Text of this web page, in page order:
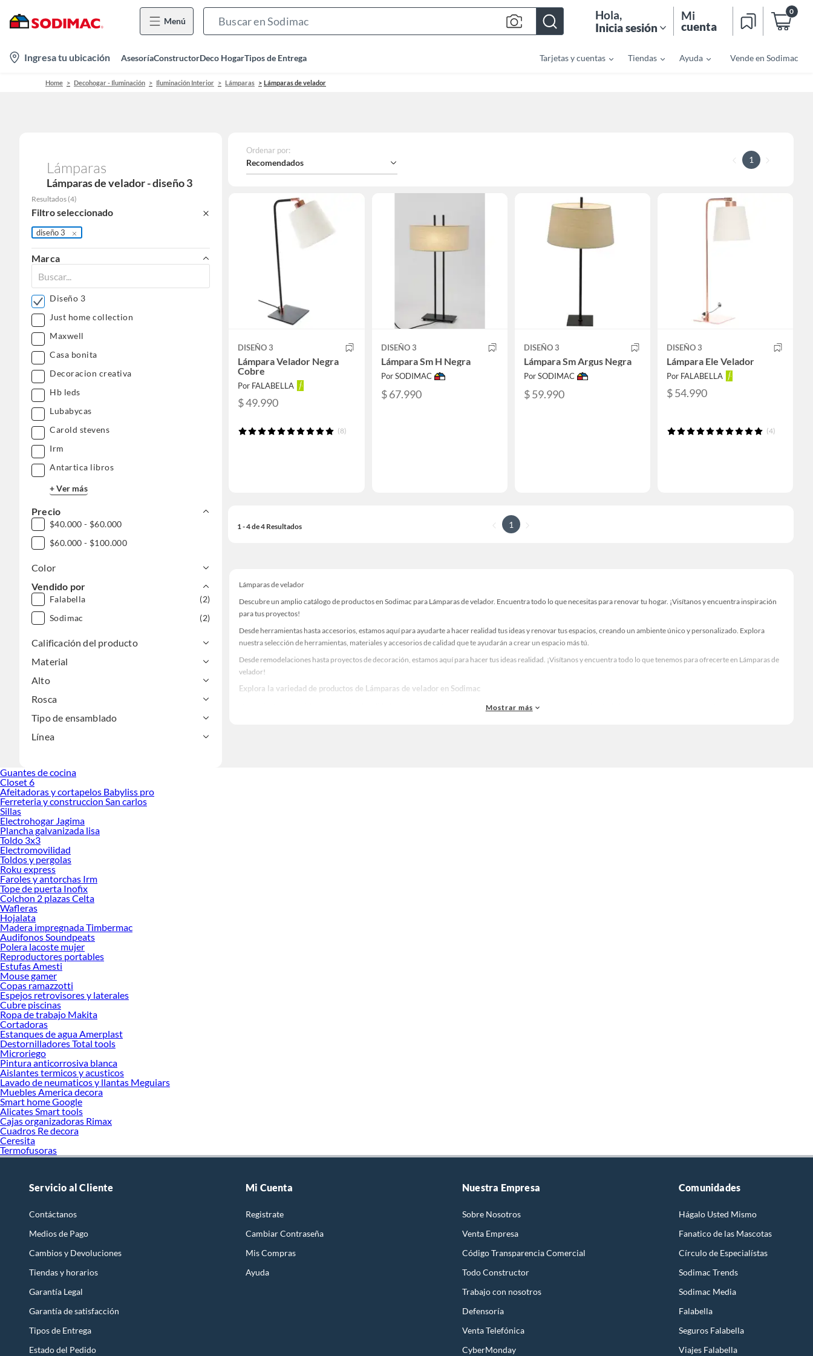
Menú
Bar
Hola,
Inicia sesión
Mi
cuenta
0
location-
icon
Ingresa tu ubicación AsesoríaConstructorDeco HogarTipos de Entrega Tarjetas y cuentas Tiendas Ayuda Vende en Sodimac
Home Decohogar - Iluminación Iluminación Interior Lámparas Lámparas de velador
Lámparas
Lámparas de velador - diseño 3
Resultados (4)
Filtro seleccionado
diseño 3
Marca
Diseño 3
Just home collection
Maxwell
Casa bonita
Decoracion creativa
Hb leds
Lubabycas
Carold stevens
Irm
Antartica libros
+ Ver más
Precio
$40.000 - $60.000
$60.000 - $100.000
Color
Vendido por
Falabella
(2)
Sodimac
(2)
Calificación del producto
Material
Alto
Rosca
Tipo de ensamblado
Línea
Ordenar por:
Recomendados 1
DISEÑO 3
Lámpara Velador Negra
Cobre
Por FALABELLA
$ 49.990
(8)
DISEÑO 3
Lámpara Sm H Negra
Por SODIMAC
$ 67.990
DISEÑO 3
Lámpara Sm Argus Negra
Por SODIMAC
$ 59.990
DISEÑO 3
Lámpara Ele Velador
Por FALABELLA
$ 54.990
(4)
1 - 4 de 4 Resultados 1
Lámparas de velador
Descubre un amplio catálogo de productos en Sodimac para Lámparas de velador. Encuentra todo lo que necesitas para renovar tu hogar. ¡Visítanos y encuentra inspiración
para tus proyectos!
Desde herramientas hasta accesorios, estamos aquí para ayudarte a hacer realidad tus ideas y renovar tus espacios, creando un ambiente único y personalizado. Explora
nuestra selección de herramientas, materiales y accesorios de calidad que te ayudarán a crear un espacio más tú.
Desde remodelaciones hasta proyectos de decoración, estamos aquí para hacer tus ideas realidad. ¡Visítanos y encuentra todo lo que tenemos para ofrecerte en Lámparas de
velador!
Explora la variedad de productos de Lámparas de velador en Sodimac
Herramientas, materiales y accesorios de calidad para tus proyectos y renovación de espacios. ¡Visítanos y descubre todo lo que tenemos para ofrecerte!
Mostrar más
Guantes de cocina
Closet 6
Afeitadoras y cortapelos Babyliss pro
Ferreteria y construccion San carlos
Sillas
Electrohogar Jagima
Plancha galvanizada lisa
Toldo 3x3
Electromovilidad
Toldos y pergolas
Roku express
Faroles y antorchas Irm
Tope de puerta Inofix
Colchon 2 plazas Celta
Wafleras
Hojalata
Madera impregnada Timbermac
Audifonos Soundpeats
Polera lacoste mujer
Reproductores portables
Estufas Amesti
Mouse gamer
Copas ramazzotti
Espejos retrovisores y laterales
Cubre piscinas
Ropa de trabajo Makita
Cortadoras
Estanques de agua Amerplast
Destornilladores Total tools
Microriego
Pintura anticorrosiva blanca
Aislantes termicos y acusticos
Lavado de neumaticos y llantas Meguiars
Muebles America decora
Smart home Google
Alicates Smart tools
Cajas organizadoras Rimax
Cuadros Re decora
Ceresita
Termofusoras
Servicio al Cliente
Contáctanos
Medios de Pago
Cambios y Devoluciones
Tiendas y horarios
Garantía Legal
Garantía de satisfacción
Tipos de Entrega
Estado del Pedido
Mi Cuenta
Registrate
Cambiar Contraseña
Mis Compras
Ayuda
Nuestra Empresa
Sobre Nosotros
Venta Empresa
Código Transparencia Comercial
Todo Constructor
Trabajo con nosotros
Defensoría
Venta Telefónica
CyberMonday
Comunidades
Hágalo Usted Mismo
Fanatico de las Mascotas
Círculo de Especialístas
Sodimac Trends
Sodimac Media
Falabella
Seguros Falabella
Viajes Falabella